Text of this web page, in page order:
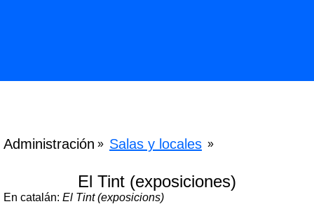
Administración » Salas y locales »
El Tint (exposiciones)
En catalán: El Tint (exposicions)